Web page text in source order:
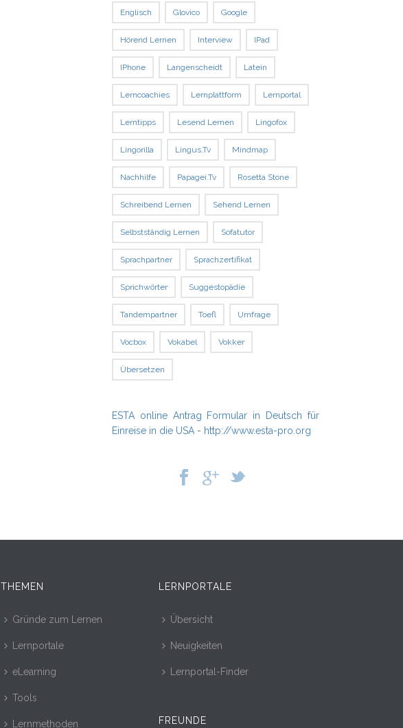
Englisch Glovico Google
Hörend Lernen Interview IPad
IPhone Langenscheidt Latein
Lerncoachies Lernplattform Lernportal
Lerntipps Lesend Lernen Lingofox
Lingorilla Lingus.tv Mindmap
Nachhilfe Papagei.tv Rosetta Stone
Schreibend Lernen Sehend Lernen
Selbstständig Lernen Sofatutor
Sprachpartner Sprachzertifikat
Sprichwörter Suggestopädie
Tandempartner Toefl Umfrage
Vocbox Vokabel Vokker
Übersetzen
ESTA online Antrag Formular in Deutsch für
Einreise in die USA - http://www.esta-pro.org
THEMEN
Gründe zum Lernen
Lernportale
eLearning
Tools
Lernmethoden
LERNPORTALE
Übersicht
Neuigkeiten
Lernportal-Finder
FREUNDE